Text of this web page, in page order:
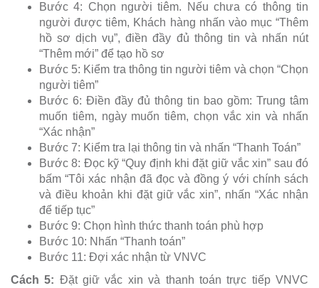
Bước 4: Chọn người tiêm. Nếu chưa có thông tin
người được tiêm, Khách hàng nhấn vào mục “Thêm
hồ sơ dịch vụ”, điền đầy đủ thông tin và nhấn nút
“Thêm mới” để tạo hồ sơ
Bước 5: Kiểm tra thông tin người tiêm và chọn “Chọn
người tiêm”
Bước 6: Điền đầy đủ thông tin bao gồm: Trung tâm
muốn tiêm, ngày muốn tiêm, chọn vắc xin và nhấn
“Xác nhận”
Bước 7: Kiểm tra lại thông tin và nhấn “Thanh Toán”
Bước 8: Đọc kỹ “Quy định khi đặt giữ vắc xin” sau đó
bấm “Tôi xác nhận đã đọc và đồng ý với chính sách
và điều khoản khi đặt giữ vắc xin”, nhấn “Xác nhận
để tiếp tục”
Bước 9: Chọn hình thức thanh toán phù hợp
Bước 10: Nhấn “Thanh toán”
Bước 11: Đợi xác nhận từ VNVC
Cách 5: Đặt giữ vắc xin và thanh toán trực tiếp VNVC